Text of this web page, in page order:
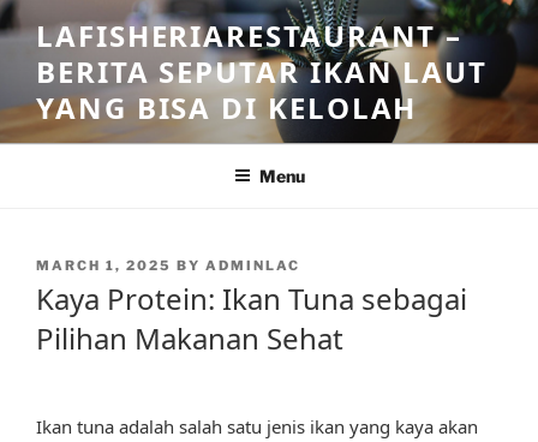
Skip
to
content
LAFISHERIARESTAURANT –
BERITA SEPUTAR IKAN LAUT
YANG BISA DI KELOLAH
Menu
POSTED
MARCH 1, 2025 BY ADMINLAC
Kaya Protein: Ikan Tuna sebagai
Pilihan Makanan Sehat
Ikan tuna adalah salah satu jenis ikan yang kaya akan